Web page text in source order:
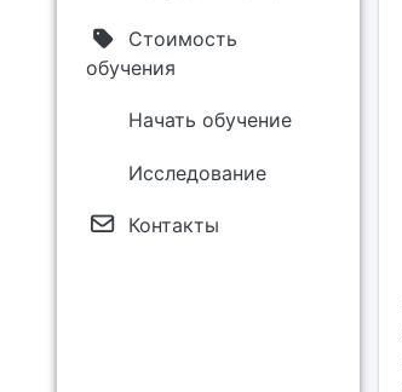
Стоимость
обучения
Начать обучение
Исследование
Контакты